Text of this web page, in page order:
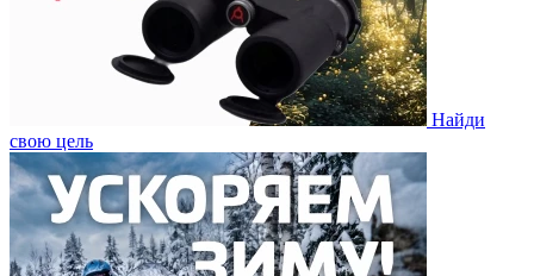
Найди
свою цель